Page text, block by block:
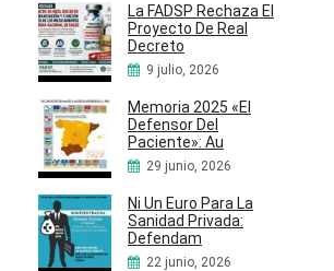
La FADSP Rechaza El
Proyecto De Real
Decreto
9 julio, 2026
Memoria 2025 «El
Defensor Del
Paciente»: Au
29 junio, 2026
Ni Un Euro Para La
Sanidad Privada:
Defendam
22 junio, 2026